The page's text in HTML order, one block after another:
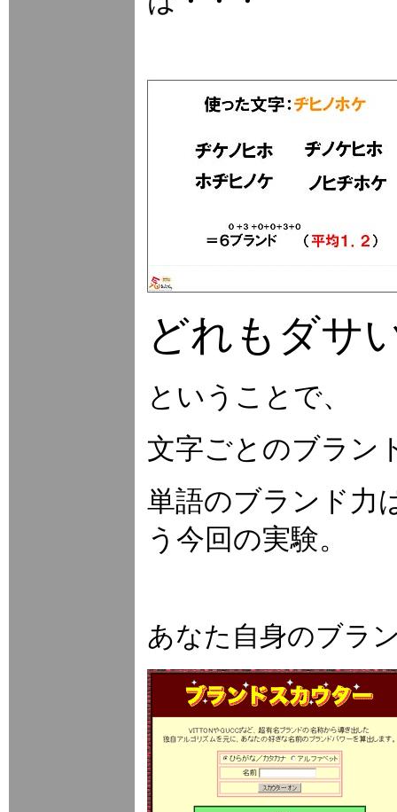
どれもダサ
ということで、
文字ごとのブラン
単語のブランド力
う今回の実験。
あなた自身のブラ